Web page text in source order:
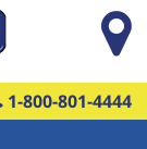
1-800-801-4444